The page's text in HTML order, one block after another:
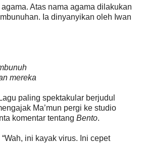
Atas nama agama dilakukan
Ia dinyanyikan oleh Iwan
mereka
paling spektakular berjudul
Ma’mun pergi ke studio
komentar tentang Bento.
“Wah, ini kayak virus. Ini cepet